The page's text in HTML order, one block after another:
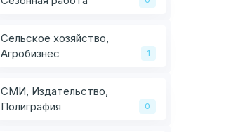
Сельское хозяйство,
Агробизнес
1
СМИ, Издательство,
Полиграфия
0